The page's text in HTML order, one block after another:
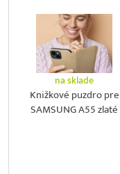
na sklade
Knižkové puzdro pre
SAMSUNG A55 zlaté